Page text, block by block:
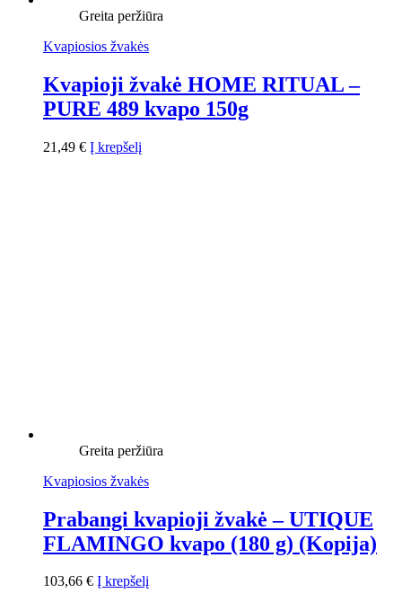
Greita peržiūra
Kvapiosios žvakės
Kvapioji žvakė HOME RITUAL –
PURE 489 kvapo 150g
21,49 € Į krepšelį
Greita peržiūra
Kvapiosios žvakės
Prabangi kvapioji žvakė – UTIQUE
FLAMINGO kvapo (180 g) (Kopija)
103,66 € Į krepšelį